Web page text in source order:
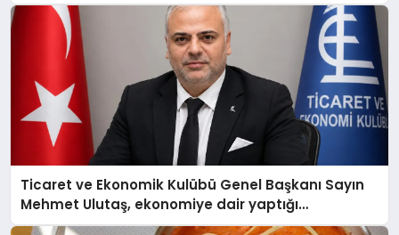
Ticaret ve Ekonomik Kulübü Genel Başkanı Sayın
Mehmet Ulutaş, ekonomiye dair yaptığı
açıklamada şunları kaydetti: